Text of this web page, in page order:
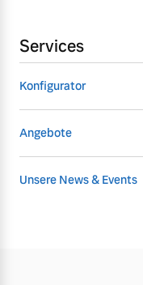
Services
Konfigurator
Angebote
Unsere News & Events